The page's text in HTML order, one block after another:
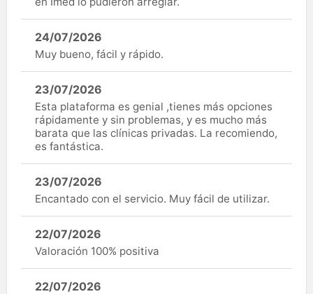
24/07/2026
Muy bueno, fácil y rápido.
23/07/2026
Esta plataforma es genial ,tienes más opciones
rápidamente y sin problemas, y es mucho más
barata que las clínicas privadas. La recomiendo,
es fantástica.
23/07/2026
Encantado con el servicio. Muy fácil de utilizar.
22/07/2026
Valoración 100% positiva
22/07/2026